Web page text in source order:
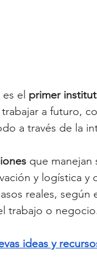
el primer
a futuro,
a través de la
que manejan
y logística
reales, según
trabajo o negocio.
ideas y